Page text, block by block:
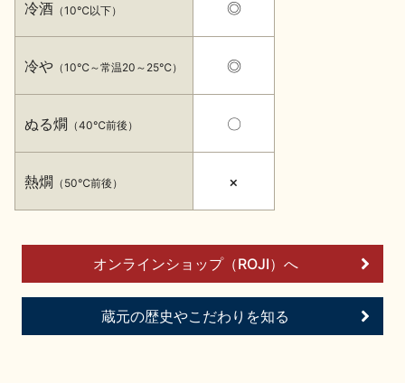
季節の商品 イベント情報
地酒蔵元会WEB展示会 地酒蔵元会利酒会
冷酒 （10℃以下）
冷や （10℃～常温20～25℃）
ぬる燗 （40℃前後）
熱燗 （50℃前後）
◎
◎
〇
×
オンラインショップ（ROJI）へ
蔵元の歴史やこだわりを知る